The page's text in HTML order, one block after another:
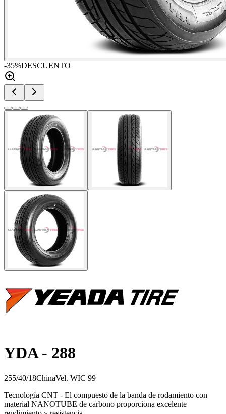
-35%DESCUENTO
YDA - 288
255/40/18ChinaVel. WIC 99
Tecnología CNT - El compuesto de la banda de rodamiento con
material NANOTUBE de carbono proporciona excelente